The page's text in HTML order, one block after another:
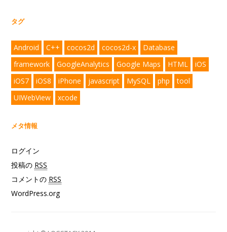
タグ
Android C++ cocos2d cocos2d-x
Database
framework
GoogleAnalytics Google Maps HTML
iOS
iOS7
iOS8 iPhone javascript MySQL php
tool
UIWebView
xcode
メタ情報
ログイン
投稿の RSS
コメントの RSS
WordPress.org